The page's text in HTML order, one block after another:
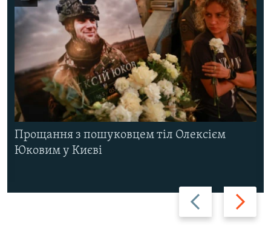
Назад Вперед
Прощання з пошуковцем тіл Олексієм
Юковим у Києві